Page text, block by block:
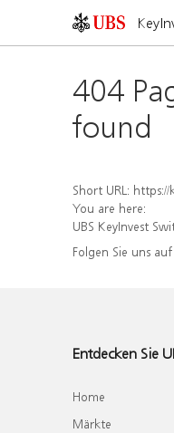
404
found
Short URL: https://
You are here:
UBS KeyInvest
Folgen Sie uns auf
Entdecken Sie
Home
Märkte